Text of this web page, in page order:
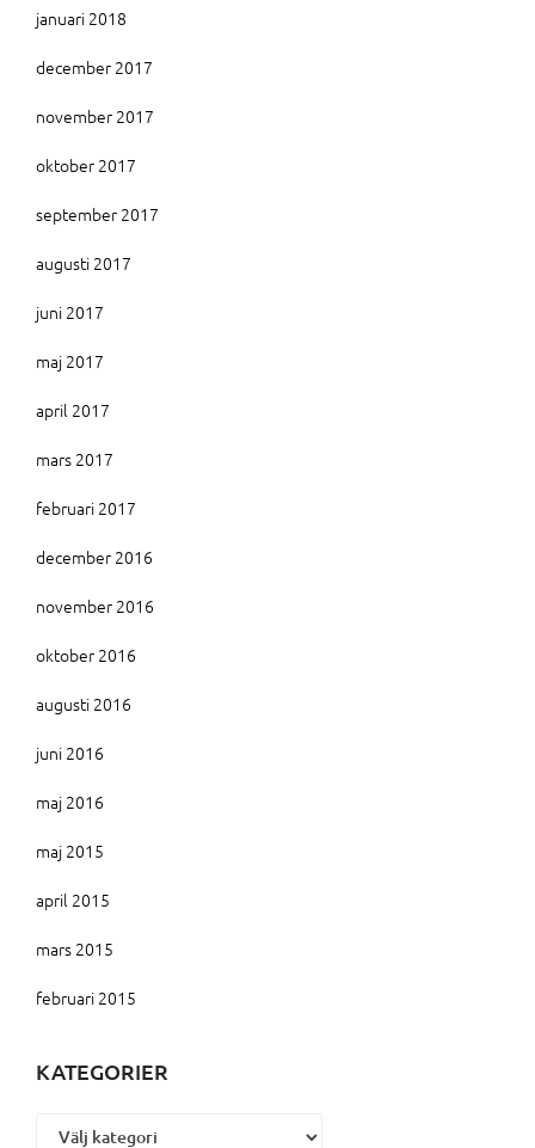
januari 2018
december 2017
november 2017
oktober 2017
september 2017
augusti 2017
juni 2017
maj 2017
april 2017
mars 2017
februari 2017
december 2016
november 2016
oktober 2016
augusti 2016
juni 2016
maj 2016
maj 2015
april 2015
mars 2015
februari 2015
KATEGORIER
Kategorier